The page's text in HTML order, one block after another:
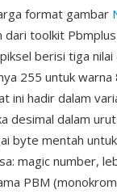
format gambar
dari toolkit
berisi tiga nilai
255 untuk
ini hadir dalam
desimal dalam
byte mentah
magic number,
PBM